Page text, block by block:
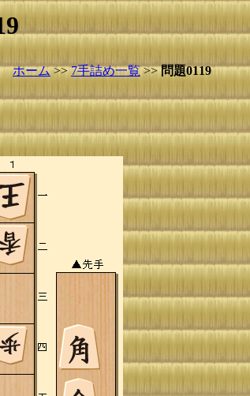
ホーム>>7手詰め一覧>>問題0119